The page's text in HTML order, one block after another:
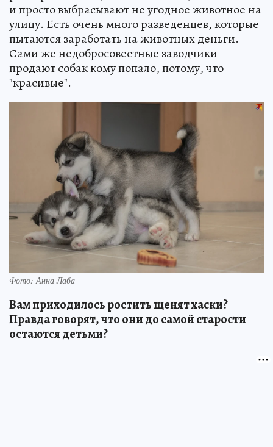
и просто выбрасывают не угодное животное на
улицу. Есть очень много разведенцев, которые
пытаются заработать на животных деньги.
Сами же недобросовестные заводчики
продают собак кому попало, потому, что
"красивые".
Фото: Анна Лаба
Вам приходилось ростить щенят хаски?
Правда говорят, что они до самой старости
остаются детьми?